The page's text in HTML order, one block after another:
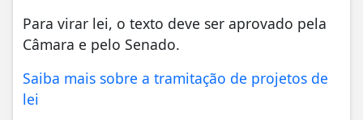
Para virar lei, o texto deve ser aprovado pela
Câmara e pelo Senado.
Saiba mais sobre a tramitação de projetos de
lei